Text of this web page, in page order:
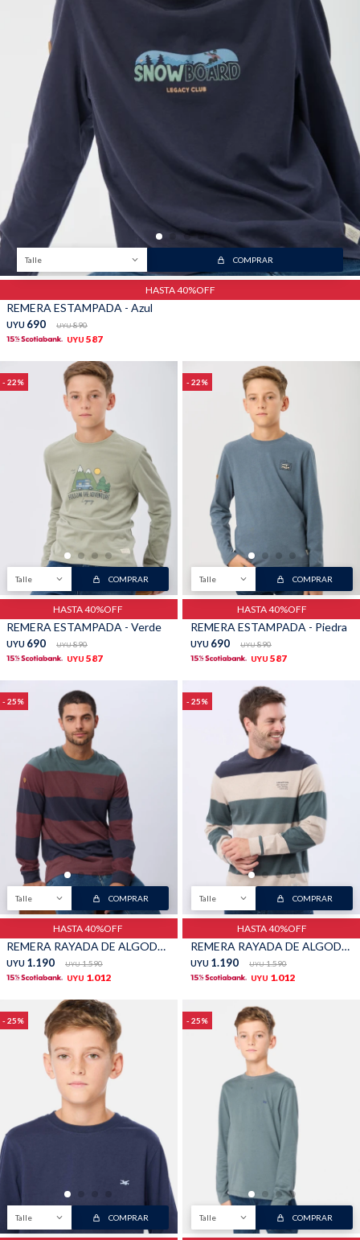
Talle COMPRAR
HASTA 40%OFF
REMERA ESTAMPADA - Azul
UYU 690 UYU 890
UYU 587
22
Talle COMPRAR
HASTA 40%OFF
REMERA ESTAMPADA - Verde
UYU 690 UYU 890
UYU 587
22
Talle COMPRAR
HASTA 40%OFF
REMERA ESTAMPADA - Piedra
UYU 690 UYU 890
UYU 587
25
Talle COMPRAR
HASTA 40%OFF
REMERA RAYADA DE ALGODÓN - Azul
UYU 1.190 UYU 1.590
UYU 1.012
25
Talle COMPRAR
HASTA 40%OFF
REMERA RAYADA DE ALGODÓN - Beige
UYU 1.190 UYU 1.590
UYU 1.012
25
Talle COMPRAR
25
Talle COMPRAR